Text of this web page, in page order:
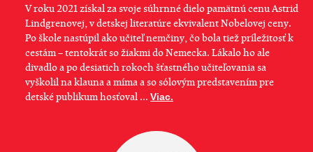
V roku 2021 získal za svoje súhrnné dielo pamätnú cenu Astrid
Lindgrenovej, v detskej literatúre ekvivalent Nobelovej ceny.
Po škole nastúpil ako učiteľ nemčiny, čo bola tiež príležitosť k
cestám – tentokrát so žiakmi do Nemecka. Lákalo ho ale
divadlo a po desiatich rokoch šťastného učiteľovania sa
vyškolil na klauna a míma a so sólovým predstavením pre
detské publikum hosťoval ...Viac.